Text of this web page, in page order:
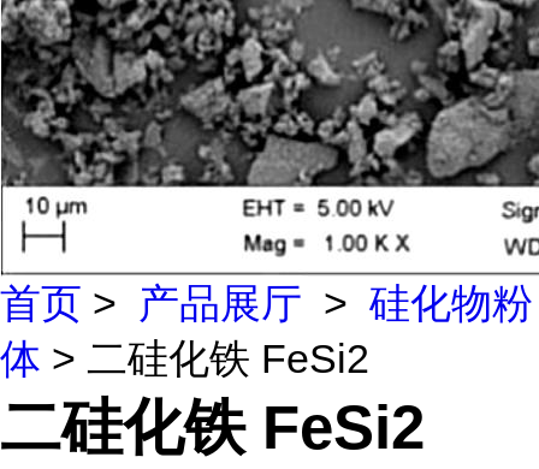
首页 > 产品展厅 > 硅化物粉
体 > 二硅化铁 FeSi2
二硅化铁 FeSi2